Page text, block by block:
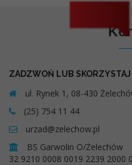
ZADZWOŃ LUB
ul. Rynek 1, 08-430
(25) 754 11 44
urzad@zelechow.pl
BS Garwolin O/Żelechów
32 9210 0008 0019 2239 2000